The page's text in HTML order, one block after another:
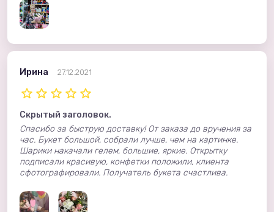
Ирина 27.12.2021
Скрытый заголовок.
Спасибо за быструю доставку! От заказа до вручения за
час. Букет большой, собрали лучше, чем на картинке.
Шарики накачали гелем, большие, яркие. Открытку
подписали красивую, конфетки положили, клиента
сфотографировали. Получатель букета счастлива.